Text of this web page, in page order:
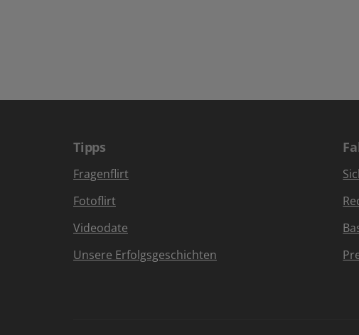
Tipps
Fragenflirt
Fotoflirt
Videodate
Unsere Erfolgsgeschichten